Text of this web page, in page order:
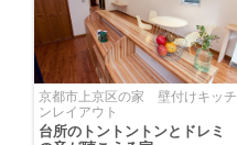
京都市上京区の家 壁付けキッチ
ンレイアウト
台所のトントントンとドレミ